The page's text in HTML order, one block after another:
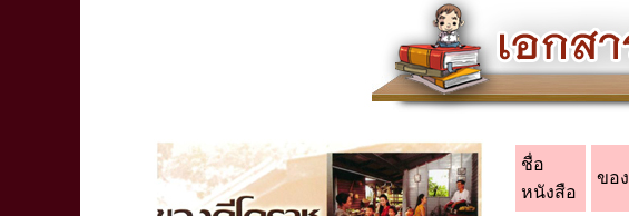
ชื่อ
หนังสือ
ขอ